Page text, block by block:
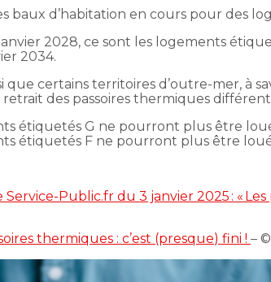
baux d’habitation en cours pour des
2028, ce sont les logements
2034.
que certains territoires d’outre-mer, à
des passoires thermiques
étiquetés G ne pourront plus être
étiquetés F ne pourront plus être
Public.fr du 3 janvier 2025 : «
thermiques : c’est (presque) fini !–